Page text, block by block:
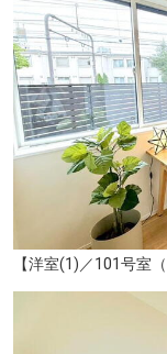
【洋室(1)／101号室